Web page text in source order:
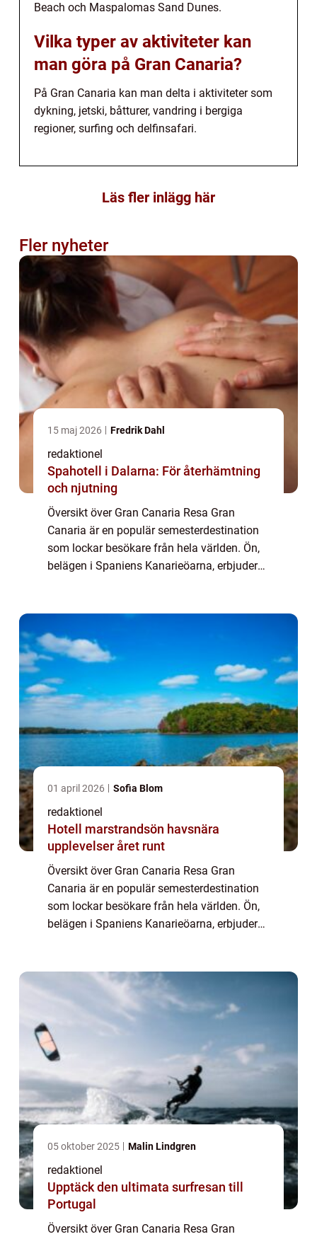
Beach och Maspalomas Sand Dunes.
Vilka typer av aktiviteter kan
man göra på Gran Canaria?
På Gran Canaria kan man delta i aktiviteter som
dykning, jetski, båtturer, vandring i bergiga
regioner, surfing och delfinsafari.
Läs fler inlägg här
Fler nyheter
15 maj 2026 Fredrik Dahl
redaktionel
Spahotell i Dalarna: För återhämtning
och njutning
Översikt över Gran Canaria Resa Gran
Canaria är en populär semesterdestination
som lockar besökare från hela världen. Ön,
belägen i Spaniens Kanarieöarna, erbjuder
01 april 2026 Sofia Blom
redaktionel
Hotell marstrandsön havsnära
upplevelser året runt
Översikt över Gran Canaria Resa Gran
Canaria är en populär semesterdestination
som lockar besökare från hela världen. Ön,
belägen i Spaniens Kanarieöarna, erbjuder
stränder, ...
05 oktober 2025 Malin Lindgren
redaktionel
Upptäck den ultimata surfresan till
Portugal
Översikt över Gran Canaria Resa Gran